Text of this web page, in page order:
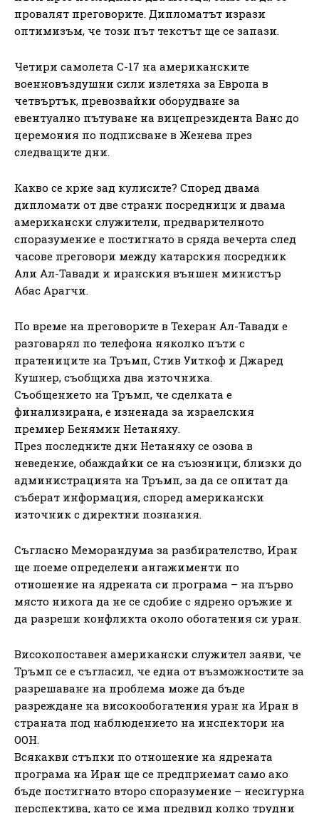
провалят преговорите. Дипломатът изрази
оптимизъм, че този път текстът ще се запази.
Четири самолета C-17 на американските
военновъздушни сили излетяха за Европа в
четвъртък, превозвайки оборудване за
евентуално пътуване на вицепрезидента Ванс до
церемония по подписване в Женева през
следващите дни.
Какво се крие зад кулисите? Според двама
дипломати от две страни посредници и двама
американски служители, предварителното
споразумение е постигнато в сряда вечерта след
часове преговори между катарския посредник
Али Ал-Тавади и иранския външен министър
Абас Арагчи.
По време на преговорите в Техеран Ал-Тавади е
разговарял по телефона няколко пъти с
пратениците на Тръмп, Стив Уиткоф и Джаред
Кушнер, съобщиха два източника.
Съобщението на Тръмп, че сделката е
финализирана, е изненада за израелския
премиер Бенямин Нетаняху.
През последните дни Нетаняху се озова в
неведение, обаждайки се на съюзници, близки до
администрацията на Тръмп, за да се опитат да
съберат информация, според американски
източник с директни познания.
Съгласно Меморандума за разбирателство, Иран
ще поеме определени ангажименти по
отношение на ядрената си програма – на първо
място никога да не се сдобие с ядрено оръжие и
да разреши конфликта около обогатения си уран.
Високопоставен американски служител заяви, че
Тръмп се е съгласил, че една от възможностите за
разрешаване на проблема може да бъде
разреждане на високообогатения уран на Иран в
страната под наблюдението на инспектори на
ООН.
Всякакви стъпки по отношение на ядрената
програма на Иран ще се предприемат само ако
бъде постигнато второ споразумение – несигурна
перспектива, като се има предвид колко трудни